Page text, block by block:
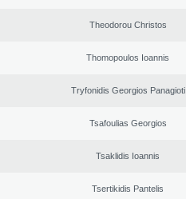
Theodorou Christos
Thomopoulos Ioannis
Tryfonidis Georgios Panagioti
Tsafoulias Georgios
Tsaklidis Ioannis
Tsertikidis Pantelis